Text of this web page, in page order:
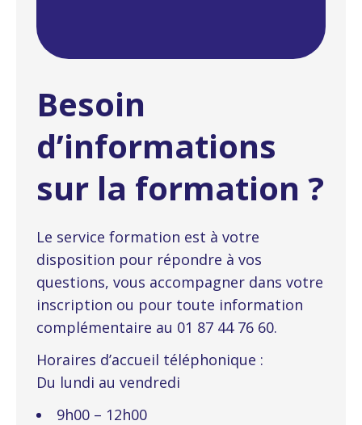
Besoin
d’informations
sur la formation ?
Le service formation est à votre
disposition pour répondre à vos
questions, vous accompagner dans votre
inscription ou pour toute information
complémentaire au 01 87 44 76 60.
Horaires d’accueil téléphonique :
Du lundi au vendredi
9h00 – 12h00